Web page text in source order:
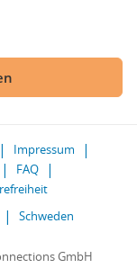
Impressum
FAQ
Schweden
GmbH